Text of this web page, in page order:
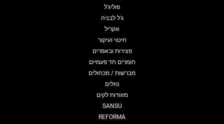
פוליג'ל
ג'ל לבניה
אקריל
חיטוי ועיקור
פצירות ובאפרים
חומרים חד פעמיים
מברשות / מכחולים
נוזלים
מזוודות לקים
SANSU
REFORMA